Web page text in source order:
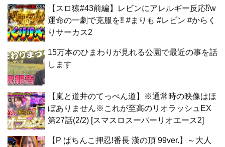
【スロ猿#43前編】レビンにアレルギー反応⁉w
運命の一劇で克服を‼ #まりも #レビン #からく
りサーカス2
15万本のひまわりが見れる公園で最近の事を話
します
【嵐と道井のてっぺん道】※通常時の映像はほ
ぼありません※これが至高のリオラッシュEX
第27話(2/2) [スマスロスーパーリオエース2]
【P ぱちんこ押忍!番長 漢の頂 99ver.】～大人